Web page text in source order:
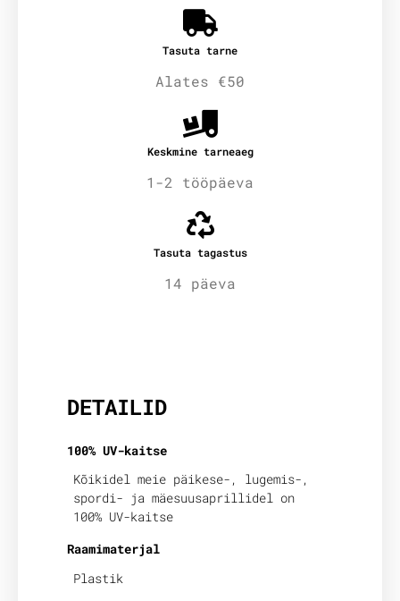
Tasuta tarne
Alates €50
Keskmine tarneaeg
1-2 tööpäeva
Tasuta tagastus
14 päeva
DETAILID
100% UV-kaitse
Kõikidel meie päikese-, lugemis-,
spordi- ja mäesuusaprillidel on
100% UV-kaitse
Raamimaterjal
Plastik